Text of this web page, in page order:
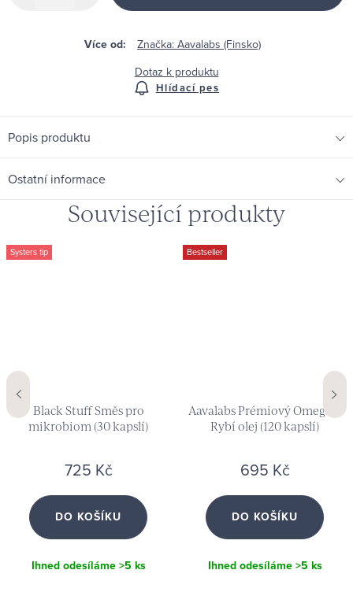
Značka: Aavalabs (Finsko)
Dotaz k produktu
Hlídací pes
Popis produktu
Ostatní informace
Související produkty
Systers tip
Black Stuff Směs pro
mikrobiom (30 kapslí)
725 Kč
DO KOŠÍKU
Ihned odesíláme>5 ks
Bestseller
Aavalabs Prémiový Omega-3
Rybí olej (120 kapslí)
695 Kč
DO KOŠÍKU
Ihned odesíláme>5 ks